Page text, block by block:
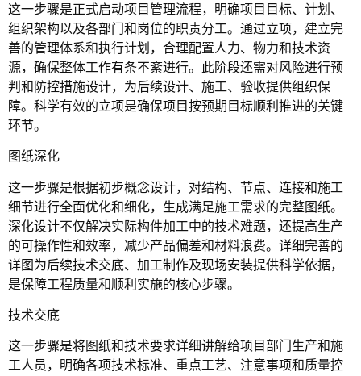
这一步骤是正式启动项目管理流程，明确项目目标、计划、
组织架构以及各部门和岗位的职责分工。通过立项，建立完
善的管理体系和执行计划，合理配置人力、物力和技术资
源，确保整体工作有条不紊进行。此阶段还需对风险进行预
判和防控措施设计，为后续设计、施工、验收提供组织保
障。科学有效的立项是确保项目按预期目标顺利推进的关键
环节。
图纸深化
这一步骤是根据初步概念设计，对结构、节点、连接和施工
细节进行全面优化和细化，生成满足施工需求的完整图纸。
深化设计不仅解决实际构件加工中的技术难题，还提高生产
的可操作性和效率，减少产品偏差和材料浪费。详细完善的
详图为后续技术交底、加工制作及现场安装提供科学依据，
是保障工程质量和顺利实施的核心步骤。
技术交底
这一步骤是将图纸和技术要求详细讲解给项目部门生产和施
工人员，明确各项技术标准、重点工艺、注意事项和质量控